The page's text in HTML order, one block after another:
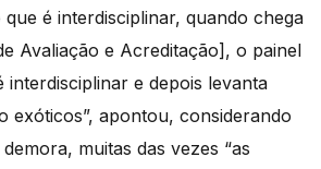
é interdisciplinar, quando chega
Avaliação e Acreditação], o painel
interdisciplinar e depois levanta
exóticos”, apontou, considerando
muitas das vezes “as